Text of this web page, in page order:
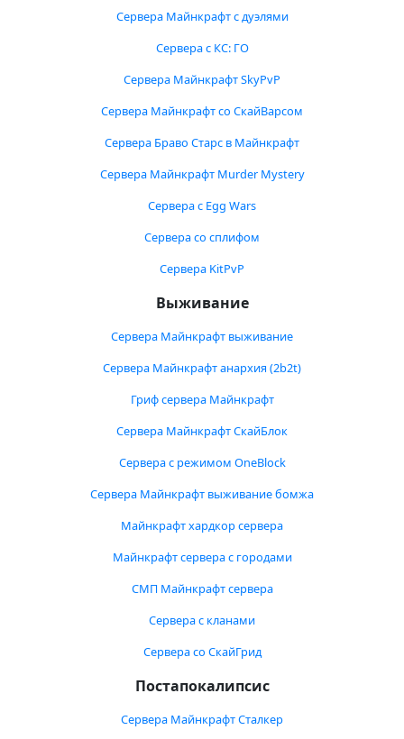
Сервера Майнкрафт с дуэлями
Сервера с КС: ГО
Сервера Майнкрафт SkyPvP
Сервера Майнкрафт со СкайВарсом
Сервера Браво Старс в Майнкрафт
Сервера Майнкрафт Murder Mystery
Сервера с Egg Wars
Сервера со сплифом
Сервера KitPvP
Выживание
Сервера Майнкрафт выживание
Сервера Майнкрафт анархия (2b2t)
Гриф сервера Майнкрафт
Сервера Майнкрафт СкайБлок
Сервера с режимом OneBlock
Сервера Майнкрафт выживание бомжа
Майнкрафт хардкор сервера
Майнкрафт сервера с городами
СМП Майнкрафт сервера
Сервера с кланами
Сервера со СкайГрид
Постапокалипсис
Сервера Майнкрафт Сталкер